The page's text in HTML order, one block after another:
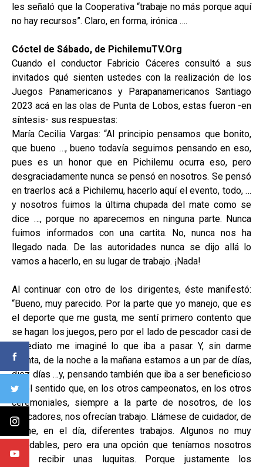
les señaló que la Cooperativa “trabaje no más porque aquí
no hay recursos”. Claro, en forma, irónica ….
Cóctel de Sábado, de PichilemuTV.Org
Cuando el conductor Fabricio Cáceres consultó a sus
invitados qué sienten ustedes con la realización de los
Juegos Panamericanos y Parapanamericanos Santiago
2023 acá en las olas de Punta de Lobos, estas fueron -en
síntesis- sus respuestas:
María Cecilia Vargas: “Al principio pensamos que bonito,
que bueno …, bueno todavía seguimos pensando en eso,
pues es un honor que en Pichilemu ocurra eso, pero
desgraciadamente nunca se pensó en nosotros. Se pensó
en traerlos acá a Pichilemu, hacerlo aquí el evento, todo, …
y nosotros fuimos la última chupada del mate como se
dice …, porque no aparecemos en ninguna parte. Nunca
fuimos informados con una cartita. No, nunca nos ha
llegado nada. De las autoridades nunca se dijo allá lo
vamos a hacerlo, en su lugar de trabajo. ¡Nada!
Al continuar con otro de los dirigentes, éste manifestó:
“Bueno, muy parecido. Por la parte que yo manejo, que es
el deporte que me gusta, me sentí primero contento que
se hagan los juegos, pero por el lado de pescador casi de
inmediato me imaginé lo que iba a pasar. Y, sin darme
cuenta, de la noche a la mañana estamos a un par de días,
diez días …y, pensando también que iba a ser beneficioso
en el sentido que, en los otros campeonatos, en los otros
ceremoniales, siempre a la parte de nosotros, de los
pescadores, nos ofrecían trabajo. Llámese de cuidador, de
noche, en el día, diferentes trabajos. Algunos no muy
agradables, pero era una opción que teníamos nosotros
para recibir unas luquitas. Porque justamente los